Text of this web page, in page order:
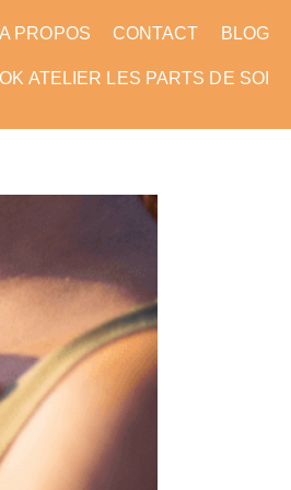
A PROPOS CONTACT BLOG
ATELIER LES PARTS DE SOI